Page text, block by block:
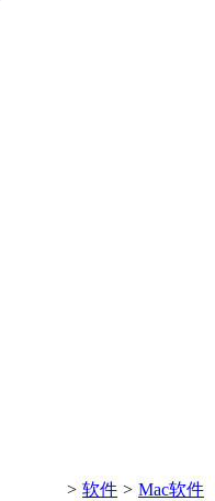
> 软件 > Mac软件